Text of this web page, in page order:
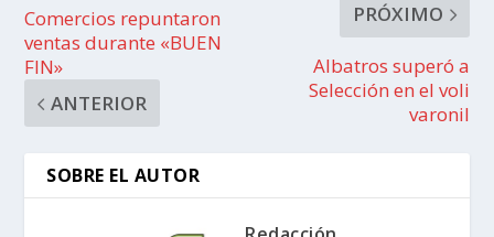
Comercios repuntaron
ventas durante «BUEN
FIN»
ANTERIOR
PRÓXIMO
Albatros superó a
Selección en el voli
varonil
SOBRE EL AUTOR